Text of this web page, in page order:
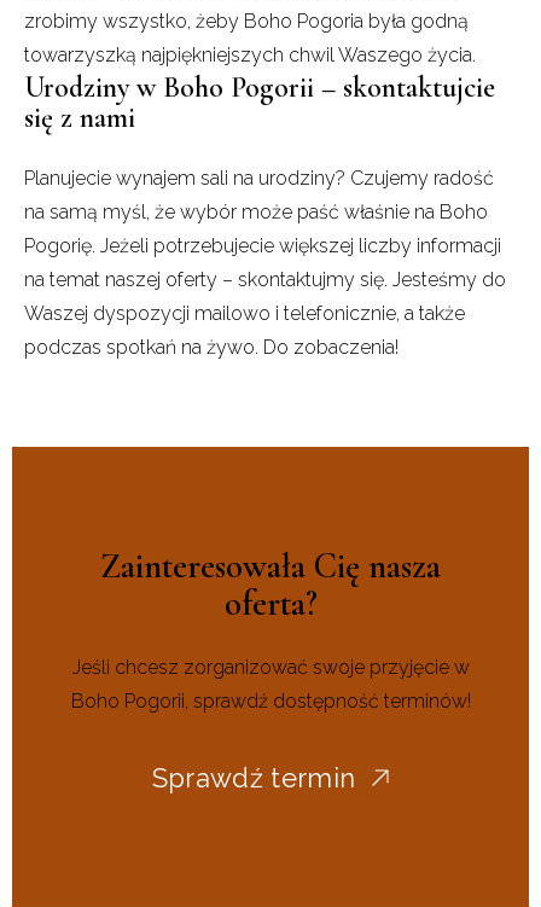
zrobimy wszystko, żeby Boho Pogoria była godną
towarzyszką najpiękniejszych chwil Waszego życia.
Urodziny w Boho Pogorii – skontaktujcie
się z nami
Planujecie wynajem sali na urodziny? Czujemy radość
na samą myśl, że wybór może paść właśnie na Boho
Pogorię. Jeżeli potrzebujecie większej liczby informacji
na temat naszej oferty – skontaktujmy się. Jesteśmy do
Waszej dyspozycji mailowo i telefonicznie, a także
podczas spotkań na żywo. Do zobaczenia!
Zainteresowała Cię nasza
oferta?
Jeśli chcesz zorganizować swoje przyjęcie w
Boho Pogorii, sprawdź dostępność terminów!
Sprawdź termin